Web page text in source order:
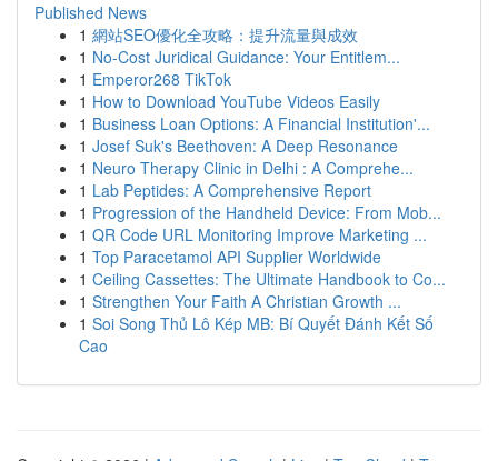
Published News
1 網站SEO優化全攻略：提升流量與成效
1 No-Cost Juridical Guidance: Your Entitlem...
1 Emperor268 TikTok
1 How to Download YouTube Videos Easily
1 Business Loan Options: A Financial Institution'...
1 Josef Suk's Beethoven: A Deep Resonance
1 Neuro Therapy Clinic in Delhi : A Comprehe...
1 Lab Peptides: A Comprehensive Report
1 Progression of the Handheld Device: From Mob...
1 QR Code URL Monitoring Improve Marketing ...
1 Top Paracetamol API Supplier Worldwide
1 Ceiling Cassettes: The Ultimate Handbook to Co...
1 Strengthen Your Faith A Christian Growth ...
1 Soi Song Thủ Lô Kép MB: Bí Quyết Đánh Kết Số
Cao